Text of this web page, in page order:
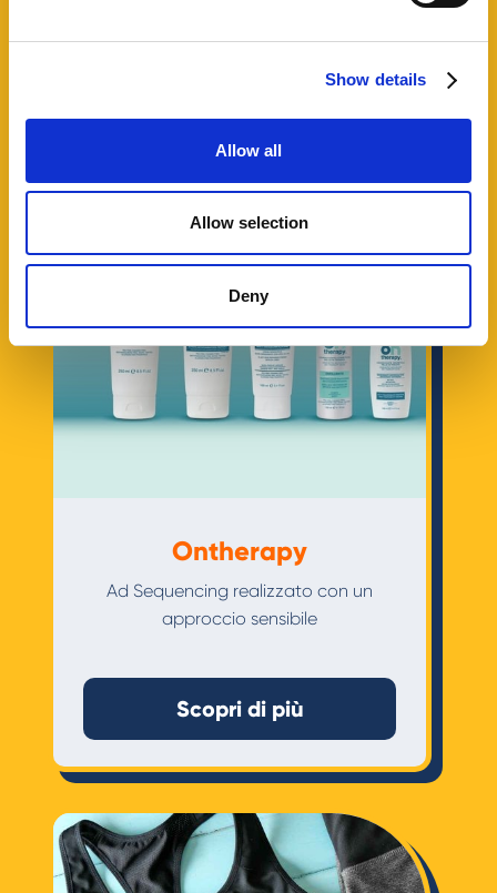
Show details
Allow all
Allow selection
Deny
Ontherapy
Ad Sequencing realizzato con un
approccio sensibile
Scopri di più